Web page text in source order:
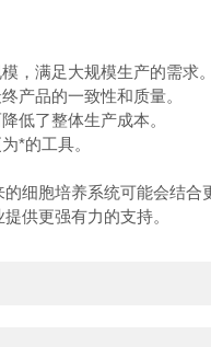
满足大规模生产的需求。
品的一致性和质量。
低了整体生产成本。
*的工具。
胞培养系统可能会结合
供更强有力的支持。